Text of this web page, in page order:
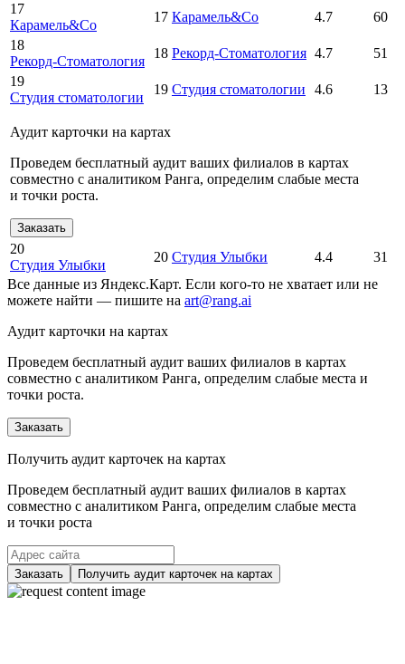
17
Карамель&Со
17 Карамель&Со 4.7
60
18
Рекорд-Стоматология
18 Рекорд-Стоматология 4.7
51
19
Студия стоматологии
19 Студия стоматологии 4.6 13
Аудит карточки на картах
Проведем бесплатный аудит ваших филиалов в картах
совместно с аналитиком Ранга, определим слабые места
и точки роста.
Заказать
20
Студия Улыбки
20 Студия Улыбки 4.4
31
Все данные из Яндекс.Карт. Если кого-то не хватает или не
можете найти — пишите на art@rang.ai
Аудит карточки на картах
Проведем бесплатный аудит ваших филиалов в картах
совместно с аналитиком Ранга, определим слабые места и
точки роста.
Заказать
Получить аудит карточек на картах
Проведем бесплатный аудит ваших филиалов в картах
совместно с аналитиком Ранга, определим слабые места
и точки роста
Заказать Получить аудит карточек на картах